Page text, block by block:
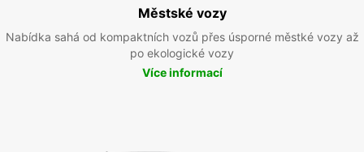
Městské vozy
Nabídka sahá od kompaktních vozů přes úsporné městké vozy až
po ekologické vozy
Více informací